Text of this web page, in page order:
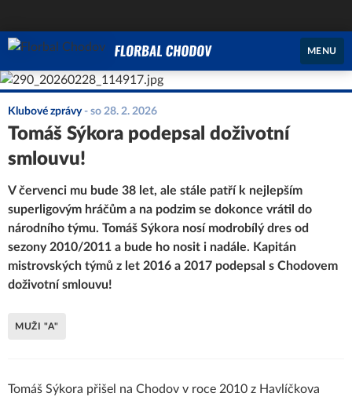
MENU
Klubové zprávy- so 28. 2. 2026
Tomáš Sýkora podepsal doživotní
smlouvu!
V červenci mu bude 38 let, ale stále patří k nejlepším
superligovým hráčům a na podzim se dokonce vrátil do
národního týmu. Tomáš Sýkora nosí modrobílý dres od
sezony 2010/2011 a bude ho nosit i nadále. Kapitán
mistrovských týmů z let 2016 a 2017 podepsal s Chodovem
doživotní smlouvu!
MUŽI "A"
Tomáš Sýkora přišel na Chodov v roce 2010 z Havlíčkova